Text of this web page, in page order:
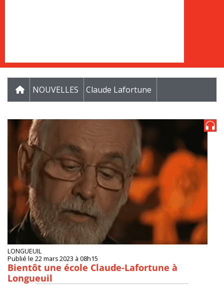
NOUVELLES Claude Lafortune
LONGUEUIL
Publié le 22 mars 2023 à 08h15
Bientôt une école Claude-Lafortune à
Longueuil